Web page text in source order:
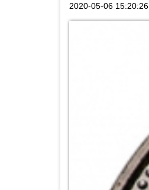
2020-05-06 15:20:26